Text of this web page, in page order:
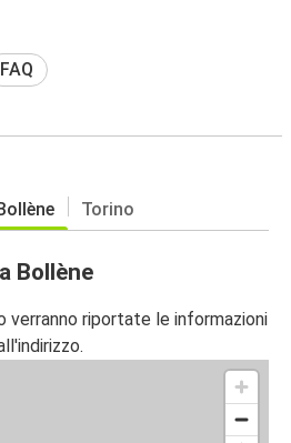
FAQ
Torino
Bollène
riportate le informazioni